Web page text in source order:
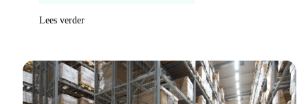
Lees verder